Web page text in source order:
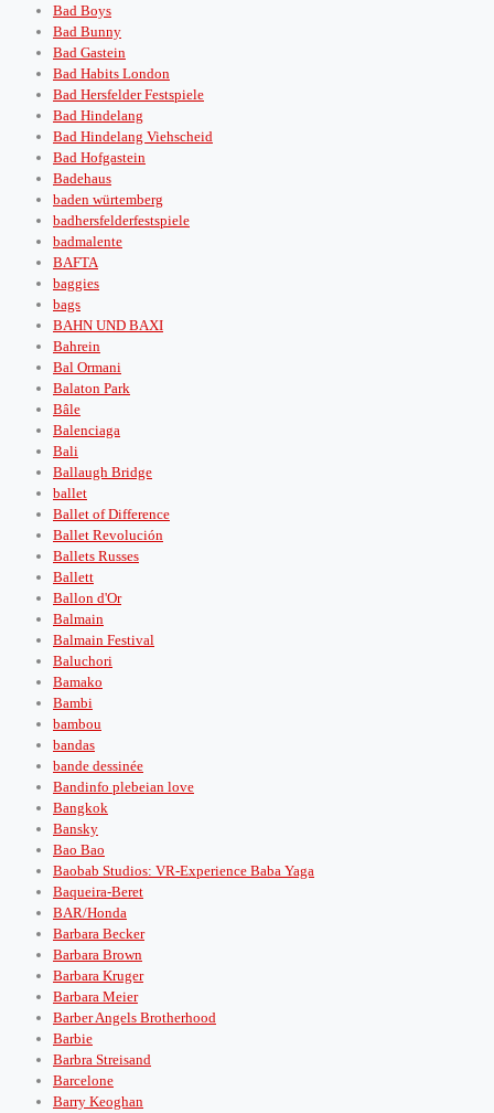
Bad Boys
Bad Bunny
Bad Gastein
Bad Habits London
Bad Hersfelder Festspiele
Bad Hindelang
Bad Hindelang Viehscheid
Bad Hofgastein
Badehaus
baden würtemberg
badhersfelderfestspiele
badmalente
BAFTA
baggies
bags
BAHN UND BAXI
Bahrein
Bal Ormani
Balaton Park
Bâle
Balenciaga
Bali
Ballaugh Bridge
ballet
Ballet of Difference
Ballet Revolución
Ballets Russes
Ballett
Ballon d'Or
Balmain
Balmain Festival
Baluchori
Bamako
Bambi
bambou
bandas
bande dessinée
Bandinfo plebeian love
Bangkok
Bansky
Bao Bao
Baobab Studios: VR-Experience Baba Yaga
Baqueira-Beret
BAR/Honda
Barbara Becker
Barbara Brown
Barbara Kruger
Barbara Meier
Barber Angels Brotherhood
Barbie
Barbra Streisand
Barcelone
Barry Keoghan